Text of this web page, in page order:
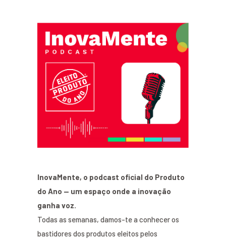
InovaMente, o podcast oficial do Produto
do Ano — um espaço onde a inovação
ganha voz.
Todas as semanas, damos-te a conhecer os
bastidores dos produtos eleitos pelos